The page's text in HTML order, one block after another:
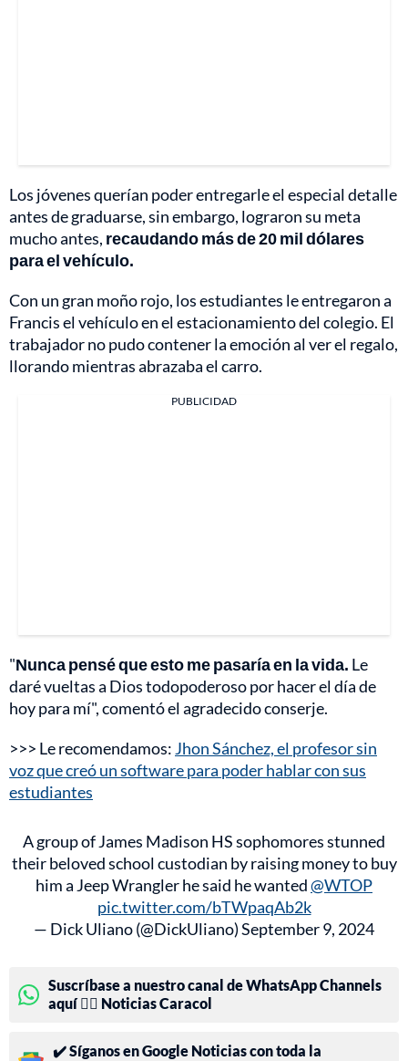
Los jóvenes querían poder entregarle el especial detalle
antes de graduarse, sin embargo, lograron su meta
mucho antes, recaudando más de 20 mil dólares
para el vehículo.
Con un gran moño rojo, los estudiantes le entregaron a
Francis el vehículo en el estacionamiento del colegio. El
trabajador no pudo contener la emoción al ver el regalo,
llorando mientras abrazaba el carro.
PUBLICIDAD
"Nunca pensé que esto me pasaría en la vida. Le
daré vueltas a Dios todopoderoso por hacer el día de
hoy para mí", comentó el agradecido conserje.
>>> Le recomendamos: Jhon Sánchez, el profesor sin
voz que creó un software para poder hablar con sus
estudiantes
A group of James Madison HS sophomores stunned
their beloved school custodian by raising money to buy
him a Jeep Wrangler he said he wanted@WTOP
pic.twitter.com/bTWpaqAb2k
— Dick Uliano (@DickUliano)September 9, 2024
Suscríbase a nuestro canal de WhatsApp Channels
aquí 👉🏻 Noticias Caracol
✔️ Síganos en Google Noticias con toda la